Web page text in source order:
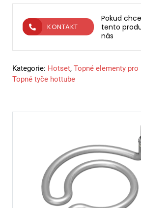
Pokud
tento
nás
KONTAKT
Kategorie: Hotset, Topné elementy
Topné tyče hottube